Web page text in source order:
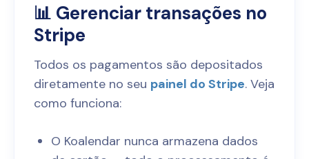
📊 Gerenciar transações no
Stripe
Todos os pagamentos são depositados
diretamente no seu painel do Stripe. Veja
como funciona:
O Koalendar nunca armazena dados